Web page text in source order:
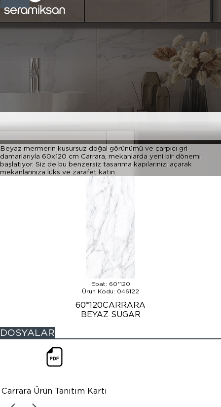
CARRARA
Beyaz mermerin kusursuz doğal görünümü ve çarpıcı gri
damarlarıyla 60x120 cm Carrara, mekanlarda yeni bir dönemi
başlatıyor. Siz de bu benzersiz tasarıma kapılarınızı açarak
mekanlarınıza lüks ve zarafet katın.
Ebat: 60*120
Ürün Kodu: 046122
60*120CARRARA
BEYAZ SUGAR
DOSYALAR
Carrara Ürün Tanıtım Kartı